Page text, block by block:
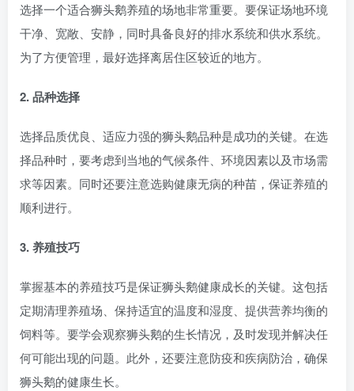
选择一个适合狮头鹅养殖的场地非常重要。要保证场地环境
干净、宽敞、安静，同时具备良好的排水系统和供水系统。
为了方便管理，最好选择离居住区较近的地方。
2. 品种选择
选择品质优良、适应力强的狮头鹅品种是成功的关键。在选
择品种时，要考虑到当地的气候条件、环境因素以及市场需
求等因素。同时还要注意选购健康无病的种苗，保证养殖的
顺利进行。
3. 养殖技巧
掌握基本的养殖技巧是保证狮头鹅健康成长的关键。这包括
定期清理养殖场、保持适宜的温度和湿度、提供营养均衡的
饲料等。要学会观察狮头鹅的生长情况，及时发现并解决任
何可能出现的问题。此外，还要注意防疫和疾病防治，确保
狮头鹅的健康生长。